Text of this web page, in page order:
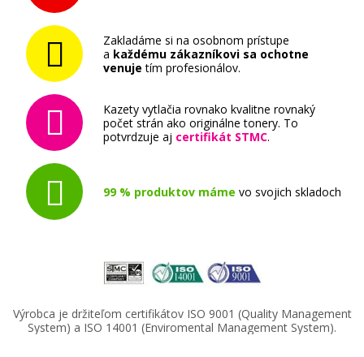
Zakladáme si na osobnom prístupe
a každému zákazníkovi sa ochotne
venuje tím profesionálov.
Kazety vytlačia rovnako kvalitne rovnaký
počet strán ako originálne tonery. To
potvrdzuje aj certifikát STMC.
99 % produktov máme vo svojich skladoch
Výrobca je držiteľom certifikátov ISO 9001 (Quality Management
System) a ISO 14001 (Enviromental Management System).